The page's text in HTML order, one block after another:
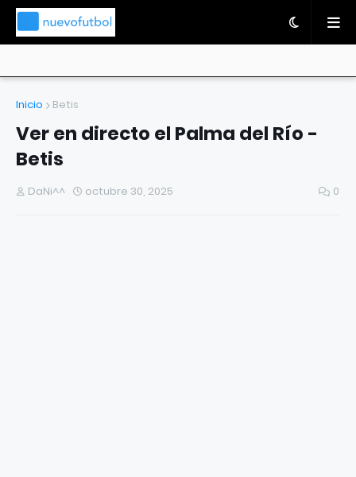
Inicio Betis
Ver en directo el Palma del Río -
Betis
DaNi^^ octubre 30, 2025 0